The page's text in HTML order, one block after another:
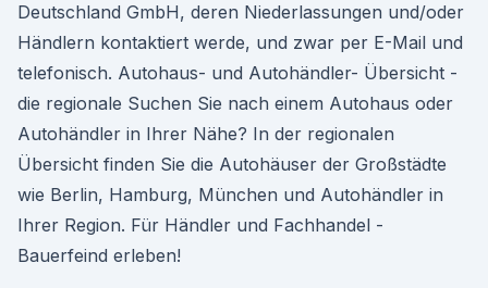
Deutschland GmbH, deren Niederlassungen und/oder
Händlern kontaktiert werde, und zwar per E-Mail und
telefonisch. Autohaus- und Autohändler- Übersicht -
die regionale Suchen Sie nach einem Autohaus oder
Autohändler in Ihrer Nähe? In der regionalen
Übersicht finden Sie die Autohäuser der Großstädte
wie Berlin, Hamburg, München und Autohändler in
Ihrer Region. Für Händler und Fachhandel -
Bauerfeind erleben!